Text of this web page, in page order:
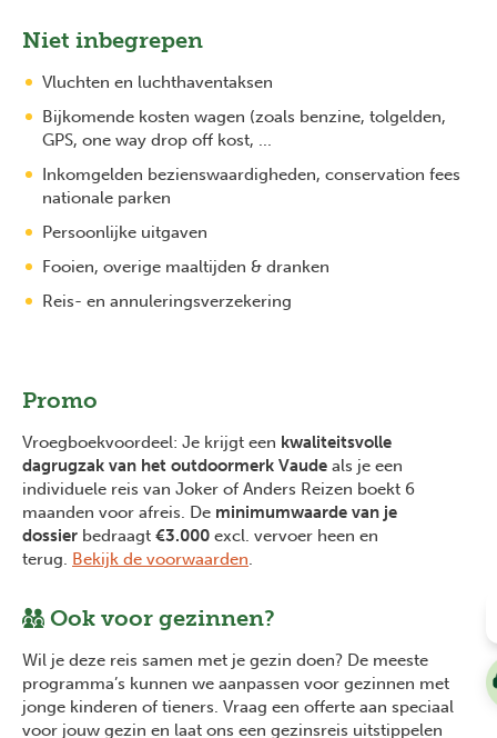
Niet inbegrepen
Vluchten en luchthaventaksen
Bijkomende kosten wagen (zoals benzine, tolgelden,
GPS, one way drop off kost, ...
Inkomgelden bezienswaardigheden, conservation fees
nationale parken
Persoonlijke uitgaven
Fooien, overige maaltijden & dranken
Reis- en annuleringsverzekering
Promo
Vroegboekvoordeel: Je krijgt een kwaliteitsvolle
dagrugzak van het outdoormerk Vaude als je een
individuele reis van Joker of Anders Reizen boekt 6
maanden voor afreis. De minimumwaarde van je
dossier bedraagt €3.000 excl. vervoer heen en
terug. Bekijk de voorwaarden
Ook voor gezinnen?
Wil je deze reis samen met je gezin doen? De meeste
programma’s kunnen we aanpassen voor gezinnen met
jonge kinderen of tieners. Vraag een offerte aan speciaal
voor jouw gezin en laat ons een gezinsreis uitstippelen